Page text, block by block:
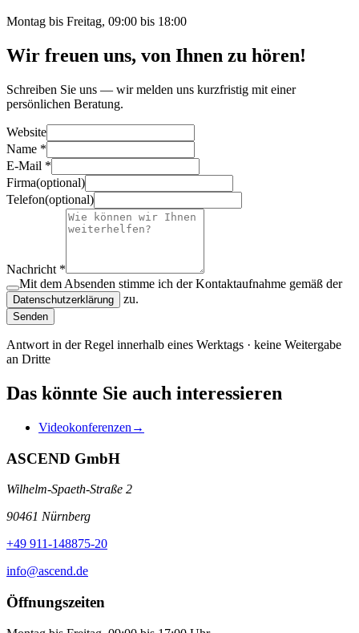
Montag bis Freitag, 09:00 bis 18:00
Wir freuen uns, von Ihnen zu hören!
Schreiben Sie uns — wir melden uns kurzfristig mit einer
persönlichen Beratung.
Website
Name *
E-Mail *
Firma(optional)
Telefon(optional)
Nachricht *
Mit dem Absenden stimme ich der Kontaktaufnahme gemäß der
Datenschutzerklärung zu.
Senden
Antwort in der Regel innerhalb eines Werktags · keine Weitergabe
an Dritte
Das könnte Sie auch interessieren
Video­kon­feren­zen →
ASCEND GmbH
Wilhelm-Spaeth-Straße 2
90461 Nürnberg
+49 911-148875-20
info@ascend.de
Öffnungszeiten